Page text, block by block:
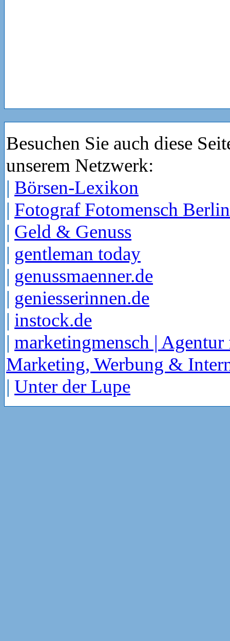
Besuchen Sie auch diese
unserem Netzwerk:
| Börsen-Lexikon
| Fotograf Fotomensch Berlin
| Geld & Genuss
| gentleman today
| genussmaenner.de
| geniesserinnen.de
| instock.de
| marketingmensch | Agentur
Marketing, Werbung &
| Unter der Lupe